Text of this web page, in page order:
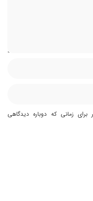
زمانی که دوباره دیدگاهی